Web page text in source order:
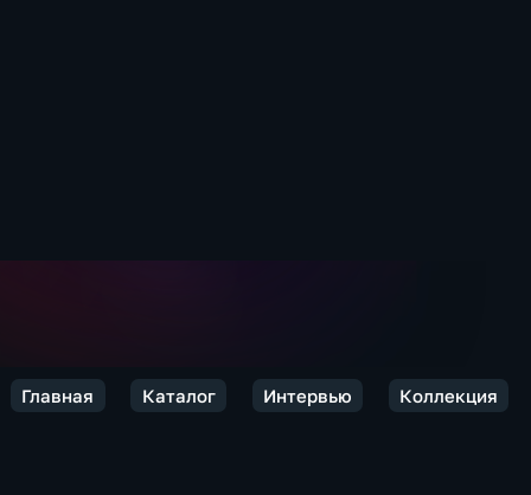
Главная Каталог Интервью Коллекция